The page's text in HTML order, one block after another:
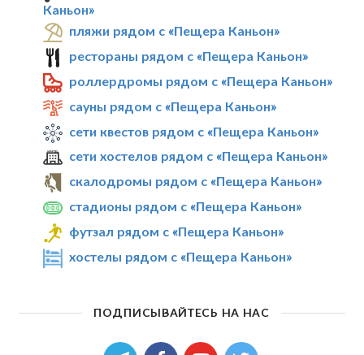
Каньон»
пляжи рядом с «Пещера Каньон»
рестораны рядом с «Пещера Каньон»
роллердромы рядом с «Пещера Каньон»
сауны рядом с «Пещера Каньон»
сети квестов рядом с «Пещера Каньон»
сети хостелов рядом с «Пещера Каньон»
скалодромы рядом с «Пещера Каньон»
стадионы рядом с «Пещера Каньон»
футзал рядом с «Пещера Каньон»
хостелы рядом с «Пещера Каньон»
ПОДПИСЫВАЙТЕСЬ НА НАС